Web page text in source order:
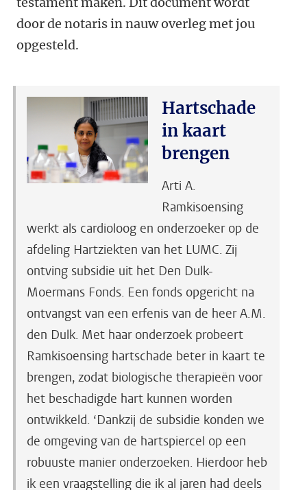
door de notaris in nauw overleg met jou
opgesteld.
Hartschade
in kaart
brengen
Arti A.
Ramkisoensing
werkt als cardioloog en onderzoeker op de
afdeling Hartziekten van het LUMC. Zij
ontving subsidie uit het Den Dulk-
Moermans Fonds. Een fonds opgericht na
ontvangst van een erfenis van de heer A.M.
den Dulk. Met haar onderzoek probeert
Ramkisoensing hartschade beter in kaart te
brengen, zodat biologische therapieën voor
het beschadigde hart kunnen worden
ontwikkeld. ‘Dankzij de subsidie konden we
de omgeving van de hartspiercel op een
robuuste manier onderzoeken. Hierdoor heb
ik een vraagstelling die ik al jaren had deels